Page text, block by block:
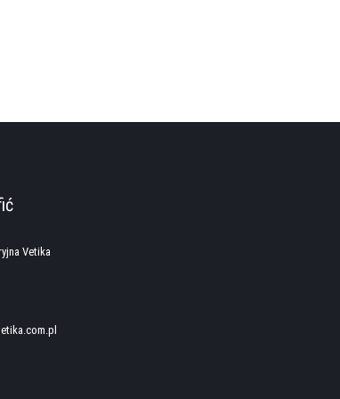
Vetika